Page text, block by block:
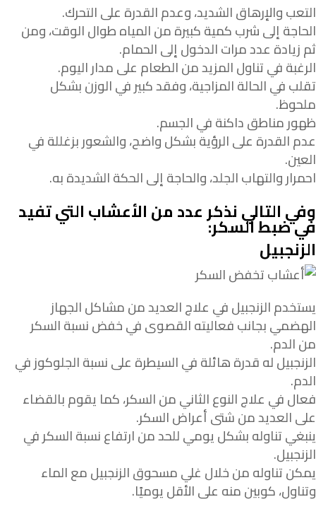
التعب والإرهاق الشديد، وعدم القدرة على التحرك.
الحاجة إلى شرب كمية كبيرة من المياه طوال الوقت، ومن
ثم زيادة عدد مرات الدخول إلى الحمام.
الرغبة في تناول المزيد من الطعام على مدار اليوم.
تقلب في الحالة المزاجية، وفقد كبير في الوزن بشكل
ملحوظ.
ظهور مناطق داكنة في الجسم.
عدم القدرة على الرؤية بشكل واضح، والشعور بزغللة في
العين.
احمرار والتهاب الجلد، والحاجة إلى الحكة الشديدة به.
وفي التالي نذكر عدد من الأعشاب التي تفيد
في ضبط السكر:
الزنجبيل
يستخدم الزنجبيل في علاج العديد من مشاكل الجهاز
الهضمي بجانب فعاليته القصوى في خفض نسبة السكر
من الدم.
الزنجبيل له قدرة هائلة في السيطرة على نسبة الجلوكوز في
الدم.
فعال في علاج النوع الثاني من السكر، كما يقوم بالقضاء
على العديد من شتى أعراض السكر.
ينبغي تناوله بشكل يومي للحد من ارتفاع نسبة السكر في
الزنجبيل.
يمكن تناوله من خلال غلي مسحوق الزنجبيل مع الماء
وتناول، كوبين منه على الأقل يوميًا.